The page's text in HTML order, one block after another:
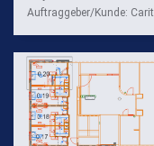
Auftraggeber/Kunde: